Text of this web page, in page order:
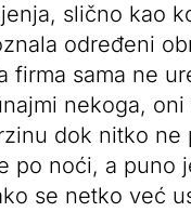
slično kao
određeni
firma sama ne
nekoga, oni
dok nitko ne
po noći, a puno
se netko već